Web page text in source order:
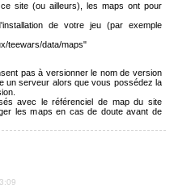
site (ou ailleurs), les maps ont pour
de votre jeu (par exemple
teewars/data/maps"
pas à versionner le nom de version
un serveur alors que vous possédez la
avec le référenciel de map du site
les maps en cas de doute avant de